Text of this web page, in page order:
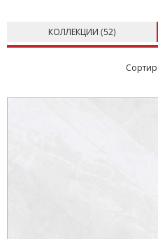
КОЛЛЕКЦИИ (52)